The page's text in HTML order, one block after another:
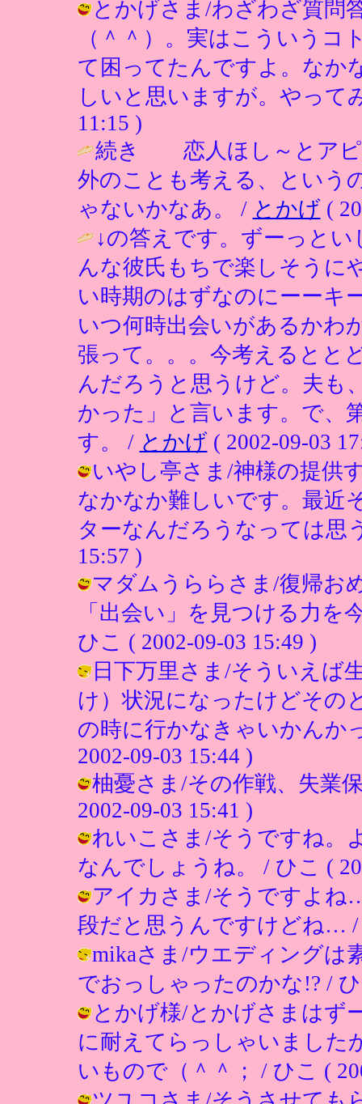
とかげさま/わざわざ質問
（＾＾）。実はこういう
て困ってたんですよ。なか
しいと思いますが。やって
11:15 )
続き 恋人ほし～とアピ
外のことも考える、という
ゃないかなあ。 / とかげ(
↓の答えです。ずーっと
んな彼氏もちで楽しそうに
い時期のはずなのにーーキ
いつ何時出会いがあるかわ
張って。。。今考えるとと
んだろうと思うけど。夫も
かった」と言います。で、
す。 / とかげ( 2002-09-03
いやし亭さま/神様の提供
なかなか難しいです。最近
ターなんだろうなっては思
15:57 )
マダムうららさま/復帰お
「出会い」を見つける力
ひこ ( 2002-09-03 15:49 )
日下万里さま/そういえば
け）状況になったけどその
の時に行かなきゃいかんか
2002-09-03 15:44 )
柚憂さま/その作戦、失業
2002-09-03 15:41 )
れいこさま/そうですね。
なんでしょうね。 / ひこ (
アイカさま/そうですよね
段だと思うんですけどね… /
mikaさま/ウエディングは
でおっしゃったのかな!? /
とかげ様/とかげさまはず
に耐えてらっしゃいました
いもので（＾＾； / ひこ (